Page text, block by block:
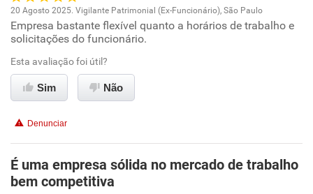
Oportunidade de promoção
Ambiente de trabalho
Conciliação com a vida familiar
Recomenda esta empresa
Recomenda a diretoria
20 Agosto 2025. Vigilante Patrimonial (Ex-Funcionário), São Paulo
Empresa bastante flexível quanto a horários de trabalho e
solicitações do funcionário.
Esta avaliação foi útil?
Sim Não
Denunciar
É uma empresa sólida no mercado de trabalho
bem competitiva